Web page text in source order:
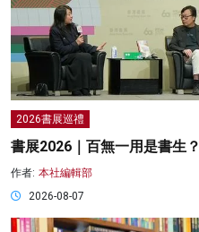
2026書展巡禮
書展2026｜百無一用是書生？
作者: 本社編輯部
2026-08-07